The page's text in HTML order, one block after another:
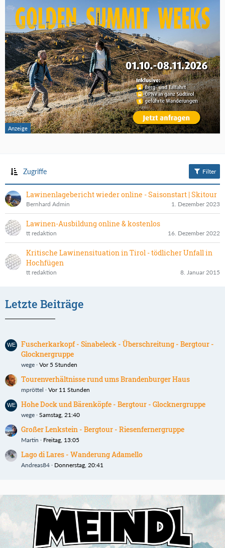
Zugriffe Filter
Lawinenlagebericht wieder online - Saisonstart | Skitour
Bernhard Admin 1. Dezember 2023
Lawinen-Ausbildung online & kostenlos
tt redaktion 16. Dezember 2022
Kritische Lawinensituation in Tirol - tödlicher Unfall in
Hochfügen
tt redaktion 8. Januar 2015
Letzte Beiträge
Fuscherkarkopf - Sinabeleck - Überschreitung - Bergtour -
Glocknergruppe
wege Vor 5 Stunden
Tourenverhältnisse rund ums Brandenburger Haus
mpröttel Vor 11 Stunden
Hohe Dock und Bärenköpfe - Bergtour - Glocknergruppe
wege Samstag, 21:40
Großer Lenkstein - Bergtour - Riesenfernergruppe
Martin Freitag, 13:05
Lago di Lares - Wanderung Adamello
Andreas84 Donnerstag, 20:41